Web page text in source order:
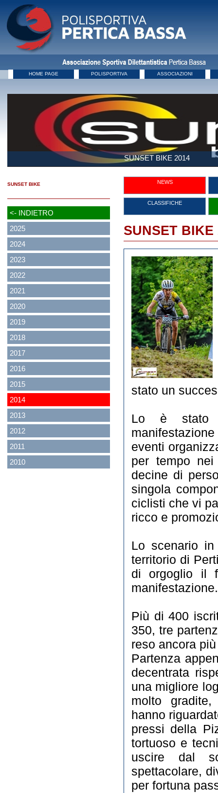
HOME PAGE POLISPORTIVA ASSOCIAZIONI
SUNSET BIKE 2014
SUNSET BIKE
<- INDIETRO
2025
2024
2023
2022
2021
2020
2019
2018
2017
2016
2015
2014
2013
2012
2011
2010
NEWS
CLASSIFICHE
SUNSET BIKE
stato un
Lo è stato
eventi
per tempo
decine di
singola
ciclisti che vi
ricco e
Lo scenario
territorio di
di orgoglio il
manifestazione.
Più di 400
350, tre
reso ancora
Partenza
decentrata
una migliore
molto
hanno
pressi della
tortuoso e
uscire dal
spettacolare,
per fortuna